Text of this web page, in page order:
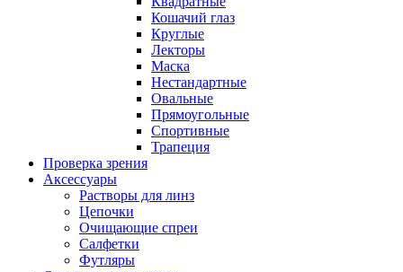
Кошачий глаз
Круглые
Лекторы
Маска
Нестандартные
Овальные
Прямоугольные
Спортивные
Трапеция
Проверка зрения
Аксессуары
Растворы для линз
Цепочки
Очищающие спреи
Салфетки
Футляры